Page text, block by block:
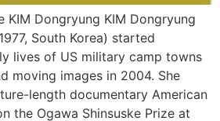
KIM Dongryung KIM Dongryung
South Korea) started
lives of US military camp towns
moving images in 2004. She
length documentary American
the Ogawa Shinsuske Prize at